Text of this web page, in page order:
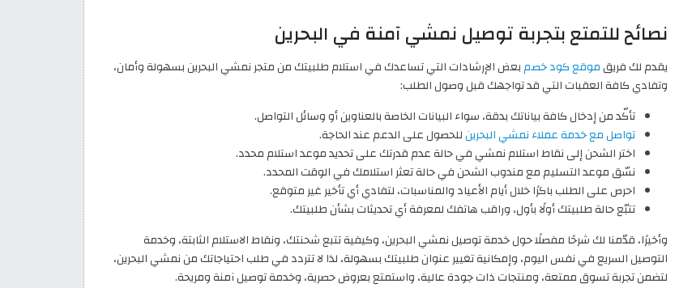
نصائح للتمتع بتجربة توصيل نمشي آمنة في البحرين
يقدم لك فريق موقع كود خصمبعض الإرشادات التي تساعدك في استلام طلبيتك من متجر نمشي البحرين بسهولة وأمان،
وتفادي كافة العقبات التي قد تواجهك قبل وصول الطلب:
تأكّد من إدخال كافة بياناتك بدقة، سواء البيانات الخاصة بالعناوين أو وسائل التواصل.
تواصل مع خدمة عملاء نمشي البحرينللحصول على الدعم عند الحاجة.
اختر الشحن إلى نقاط استلام نمشي في حالة عدم قدرتك على تحديد موعد استلام محدد.
نسّق موعد التسليم مع مندوب الشحن في حالة تعثر استلامك في الوقت المحدد.
احرص على الطلب باكرًا خلال أيام الأعياد والمناسبات، لتفادي أي تأخير غير متوقع.
تتبّع حالة طلبيتك أولًا بأول، وراقب هاتفك لمعرفة أي تحديثات بشأن طلبيتك.
وأخيرًا، قدّمنا لك شرحًا مفصلًا حول خدمة توصيل نمشي البحرين، وكيفية تتبع شحنتك، ونقاط الاستلام الثابتة، وخدمة
التوصيل السريع في نفس اليوم، وإمكانية تغيير عنوان طلبيتك بسهولة، لذا لا تتردد في طلب احتياجاتك من نمشي البحرين،
لتضمن تجربة تسوق ممتعة، ومنتجات ذات جودة عالية، واستمتع بعروض حصرية، وخدمة توصيل آمنة ومريحة.